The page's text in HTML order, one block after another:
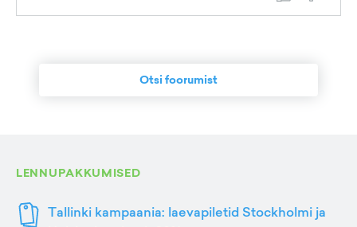
Otsi foorumist
LENNUPAKKUMISED
Tallinki kampaania: laevapiletid Stockholmi ja